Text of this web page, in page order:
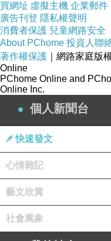
買網址 虛擬主機 企業郵件
廣告刊登 隱私權聲明
消費者保護 兒童網路安全
About PChome 投資人聯
著作權保護 ｜網路家庭版
Online
PChome Online and
Online Inc.
個人新聞台
快速發文
心情雜記
藝文欣賞
社會萬象